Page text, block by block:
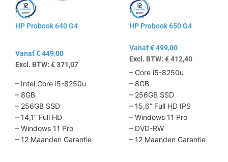
HP Probook 640 G4
Vanaf€449,00
Excl. BTW: €371,07
– Intel Core i5-8250u
– 8GB
– 256GB SSD
– 14,1” Full HD
– Windows 11 Pro
– 12 Maanden Garantie
optie
gekozen
HP Probook 650 G4
Vanaf€499,00
Excl. BTW: €412,40
– Core i5-8250u
– 8GB
– 256GB SSD
– 15,6” Full HD IPS
– Windows 11 Pro
– DVD-RW
– 12 Maanden Garantie
optie
gekozen
productpagina